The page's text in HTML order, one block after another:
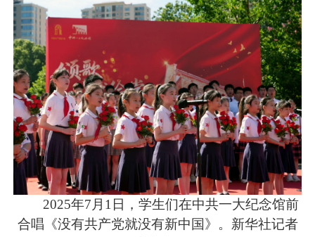
2025年7月1日，学生们在中共一大纪念馆前
合唱《没有共产党就没有新中国》。新华社记者